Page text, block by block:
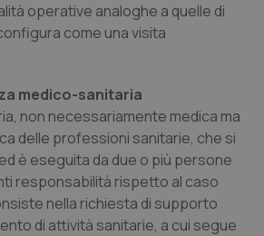
operative analoghe a quelle di
come una visita
medico-sanitaria
non necessariamente medica ma
delle professioni sanitarie, che si
è eseguita da due o più persone
responsabilità rispetto al caso
nella richiesta di supporto
di attività sanitarie, a cui segue